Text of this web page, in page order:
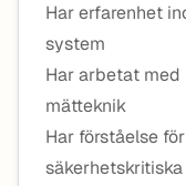
Har erfarenhet
system
Har arbetat med
mätteknik
Har förståelse